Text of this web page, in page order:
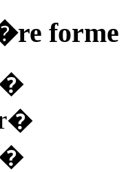
forme
�